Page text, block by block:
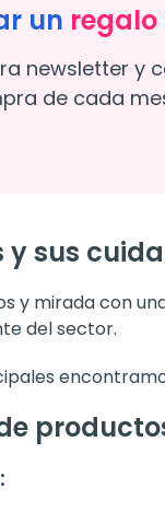
un regalo
newsletter y
de cada
y sus
y mirada con
del sector.